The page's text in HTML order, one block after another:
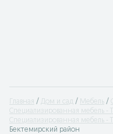
Главная Дом и сад Мебель
Специализированная мебель -
Специализированная мебель -
Бектемирский район